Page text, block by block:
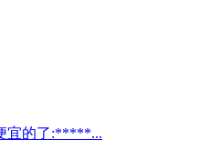
宜的了:*****...